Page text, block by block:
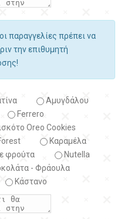
παραγγελίες πρέπει να
την επιθυμητή
Αμυγδάλου
Ferrero
Oreo Cookies
Kαραμέλα
φρούτα
Nutella
- Φράουλα
Κάστανο